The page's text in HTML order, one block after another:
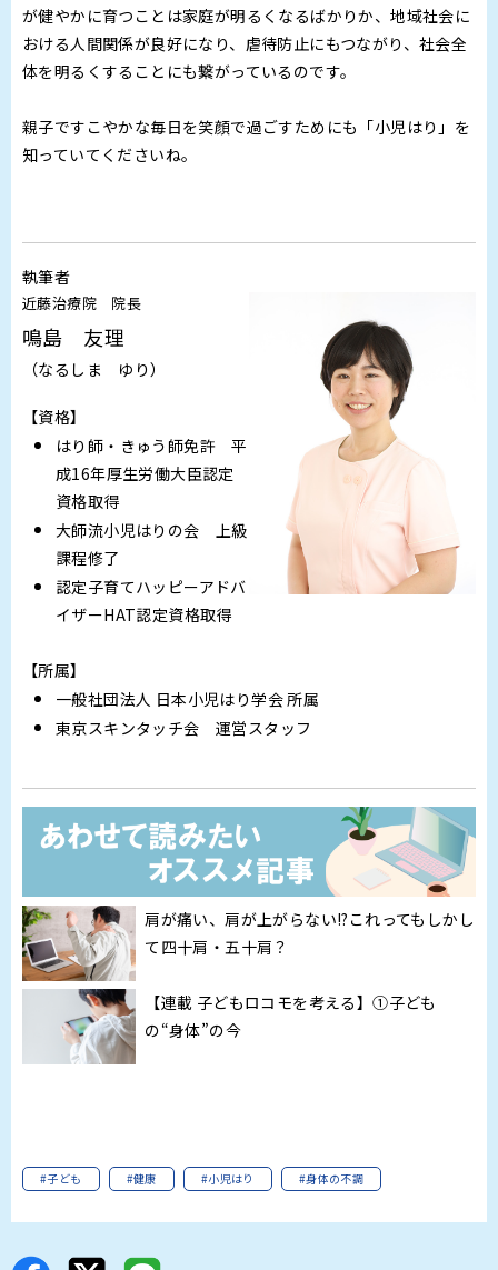
が健やかに育つことは家庭が明るくなるばかりか、地域社会に
おける人間関係が良好になり、虐待防止にもつながり、社会全
体を明るくすることにも繋がっているのです。
親子ですこやかな毎日を笑顔で過ごすためにも「小児はり」を
知っていてくださいね。
執筆者
近藤治療院 院長
鳴島 友理
（なるしま ゆり）
【資格】
はり師・きゅう師免許 平
成16年厚生労働大臣認定
資格取得
大師流小児はりの会 上級
課程修了
認定子育てハッピーアドバ
イザーHAT認定資格取得
【所属】
一般社団法人 日本小児はり学会 所属
東京スキンタッチ会 運営スタッフ
肩が痛い、肩が上がらない!?これってもしかし
て四十肩・五十肩？
【連載 子どもロコモを考える】①子ども
の“身体”の今
#子ども #健康 #小児はり #身体の不調